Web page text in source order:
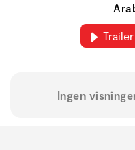
Trailer
Ingen